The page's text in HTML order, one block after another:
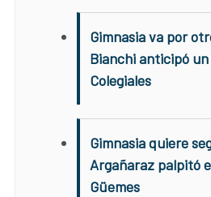
Gimnasia va por
Bianchi anticipó
Colegiales
Gimnasia quiere
Argañaraz palpitó
Güemes